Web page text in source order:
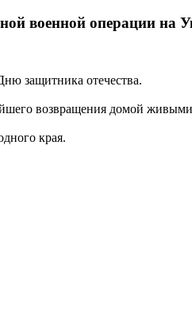
военной операции на
защитника отечества.
возвращения домой
края.